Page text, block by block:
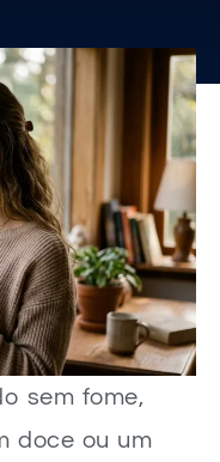
sem fome,
doce ou um